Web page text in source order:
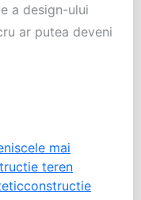
a design-ului
ar putea deveni
cele mai
teren
constructie